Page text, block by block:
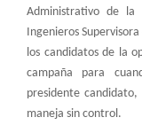
Administrativo de
Ingenieros
los candidatos de la
campaña para
presidente
maneja sin control.